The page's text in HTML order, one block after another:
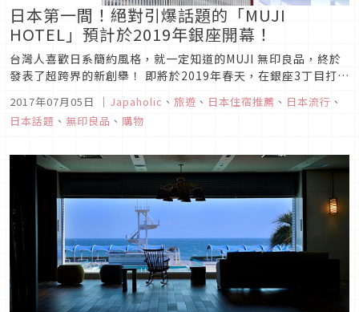
日本第一間！絕對引爆話題的「MUJI
HOTEL」預計於2019年銀座開幕！
台灣人喜歡日系簡約風格，就一定知道的MUJI 無印良品，終於
發表了超跨界的新創舉！ 即將於2019年春天，在銀座3丁目打造
是，也提供住宿服務！
2017年07月05日 ｜ Japaholic 、 旅遊 、 日本住宿推薦 、 日本流行 、
日本話題 、 無印良品 、 購物